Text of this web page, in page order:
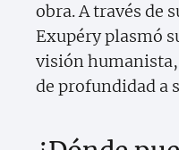
obra. A través de
Exupéry plasmó
visión humanista,
de profundidad a